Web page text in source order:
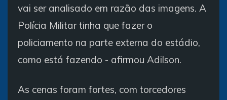
vai ser analisado em razão das imagens. A
Polícia Militar tinha que fazer o
policiamento na parte externa do estádio,
como está fazendo - afirmou Adilson.
As cenas foram fortes, com torcedores